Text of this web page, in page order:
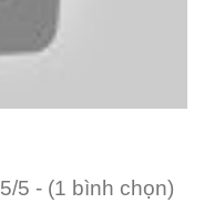
5/5 - (1 bình chọn)